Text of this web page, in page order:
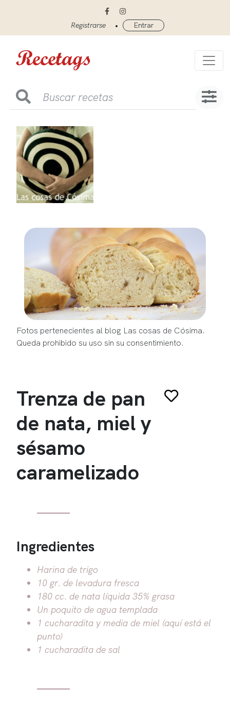
Registrarse • Entrar
Fotos pertenecientes al blog Las cosas de Cósima.
Queda prohibido su uso sin su consentimiento.
Trenza de pan
de nata, miel y
sésamo
caramelizado
Ingredientes
Harina de trigo
10 gr. de levadura fresca
180 cc. de nata líquida 35% grasa
Un poquito de agua templada
1 cucharadita y media de miel (aquí está el
punto)
1 cucharadita de sal